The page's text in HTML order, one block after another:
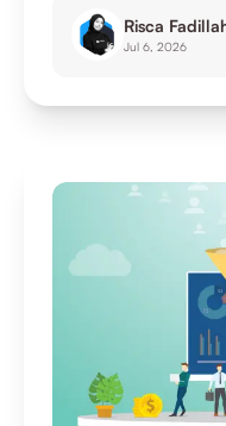
Risca
Jul 6, 2026